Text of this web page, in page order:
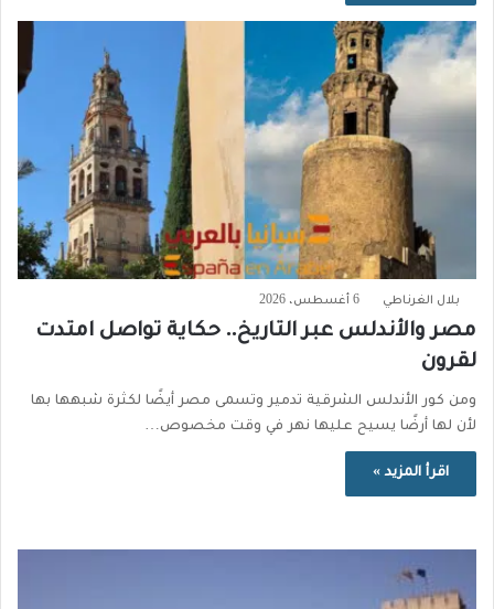
بلال الغرناطي 6 أغسطس، 2026
مصر والأندلس عبر التاريخ.. حكاية تواصل امتدت
لقرون
ومن كور الأندلس الشرقية تدمير وتسمى مصر أيضًا لكثرة شبهها بها
لأن لها أرضًا يسيح عليها نهر في وقت مخصوص…
اقرأ المزيد »